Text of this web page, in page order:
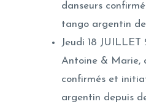
danseurs
tango argentin
Jeudi 18 JUILLET
Antoine & Marie,
confirmés et
argentin depuis